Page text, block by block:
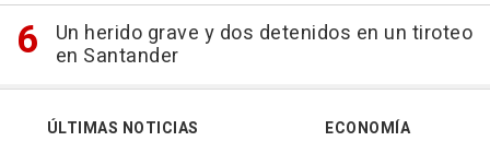
Un herido grave y dos detenidos en un tiroteo
en Santander
ÚLTIMAS NOTICIAS
ECONOMÍA